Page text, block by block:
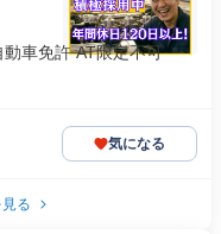
車免許 AT限定不可
気になる
る